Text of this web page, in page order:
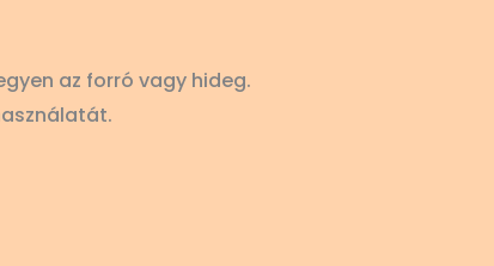
az forró vagy hideg.